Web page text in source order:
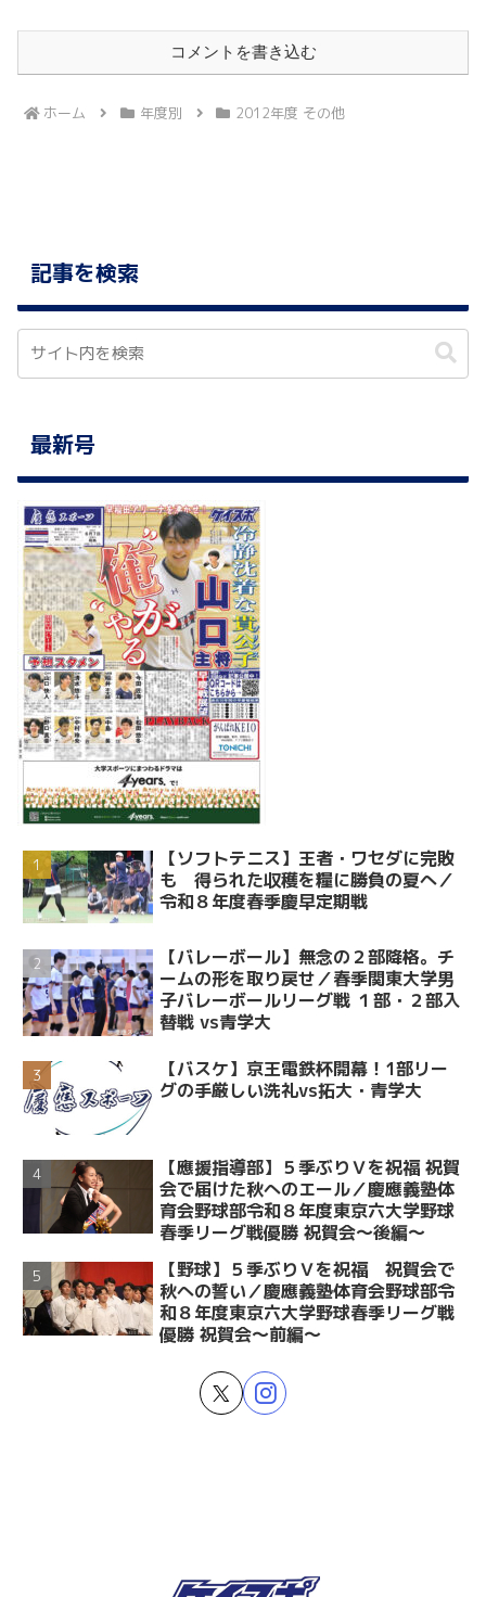
コメントを書き込む
ホーム 年度別 2012年度 その他
記事を検索
最新号
【ソフトテニス】王者・ワセダに完敗
も 得られた収穫を糧に勝負の夏へ／
令和８年度春季慶早定期戦
【バレーボール】無念の２部降格。チ
ームの形を取り戻せ／春季関東大学男
子バレーボールリーグ戦 １部・２部入
替戦 vs青学大
【バスケ】京王電鉄杯開幕！1部リー
グの手厳しい洗礼vs拓大・青学大
【應援指導部】５季ぶりＶを祝福 祝賀
会で届けた秋へのエール／慶應義塾体
育会野球部令和８年度東京六大学野球
春季リーグ戦優勝 祝賀会～後編～
【野球】５季ぶりＶを祝福 祝賀会で
秋への誓い／慶應義塾体育会野球部令
和８年度東京六大学野球春季リーグ戦
優勝 祝賀会～前編～